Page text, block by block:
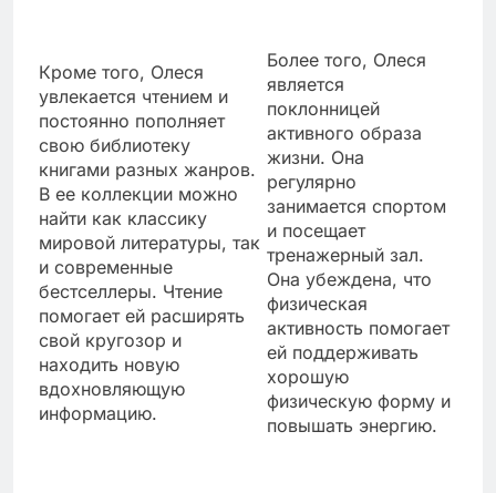
Кроме того, Олеся
увлекается чтением и
постоянно пополняет
свою библиотеку
книгами разных жанров.
В ее коллекции можно
найти как классику
мировой литературы, так
и современные
бестселлеры. Чтение
помогает ей расширять
свой кругозор и
находить новую
вдохновляющую
информацию.
Более того, Олеся
является
поклонницей
активного образа
жизни. Она
регулярно
занимается спортом
и посещает
тренажерный зал.
Она убеждена, что
физическая
активность помогает
ей поддерживать
хорошую
физическую форму и
повышать энергию.